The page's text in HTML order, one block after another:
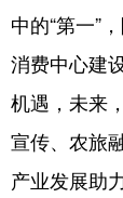
中的“第一”
消费中心建
机遇，未来
宣传、农旅
产业发展助